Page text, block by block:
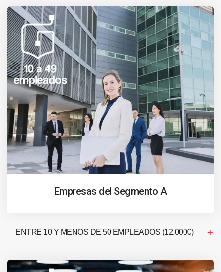
Empresas del Segmento A
ENTRE 10 Y MENOS DE 50 EMPLEADOS (12.000€)